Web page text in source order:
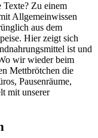
Zu einem
Allgemeinwissen
aus dem
Hier zeigt sich
ist und
wir wieder beim
Mettbrötchen die
Pausenräume,
mit unserer